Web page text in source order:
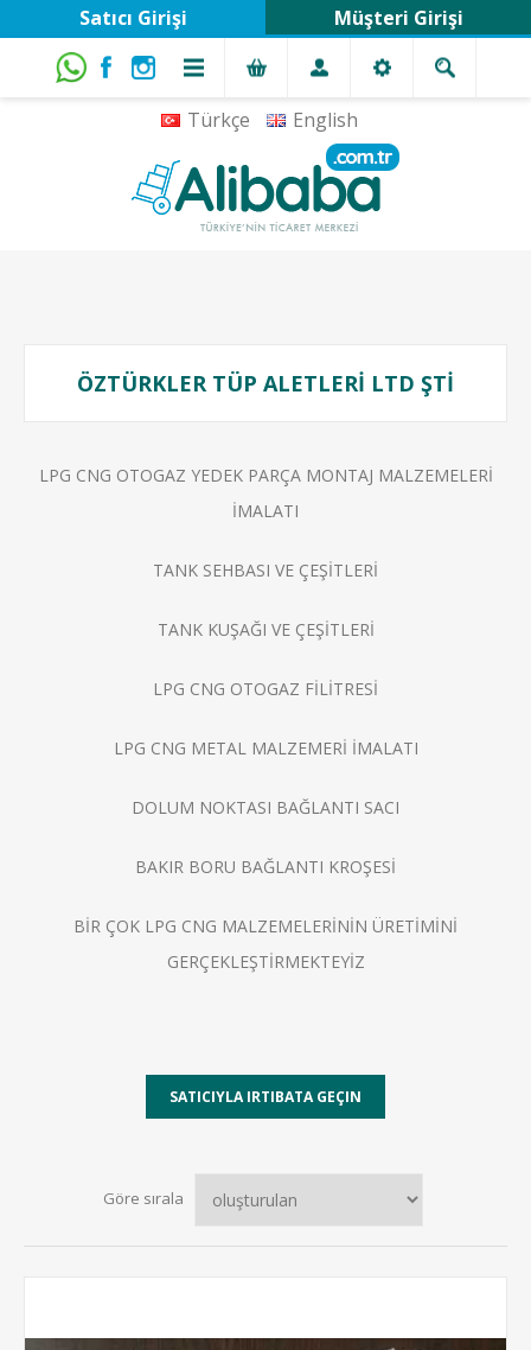
Türkçe English
Satıcı Girişi Müşteri Girişi
ÖZTÜRKLER TÜP ALETLERİ LTD ŞTİ
LPG CNG OTOGAZ YEDEK PARÇA MONTAJ MALZEMELERİ
İMALATI
TANK SEHBASI VE ÇEŞİTLERİ
TANK KUŞAĞI VE ÇEŞİTLERİ
LPG CNG OTOGAZ FİLİTRESİ
LPG CNG METAL MALZEMERİ İMALATI
DOLUM NOKTASI BAĞLANTI SACI
BAKIR BORU BAĞLANTI KROŞESİ
BİR ÇOK LPG CNG MALZEMELERİNİN ÜRETİMİNİ
GERÇEKLEŞTİRMEKTEYİZ
Göre sırala